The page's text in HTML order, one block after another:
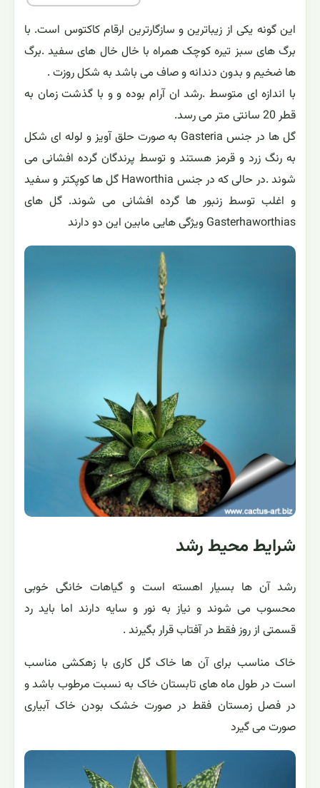
این گونه یکی از زیباترین و سازگارترین ارقام کاکتوس است. با
برگ های سبز تیره کوچک همراه با خال خال های سفید .برگ
ها ضخیم و بدون دندانه و صاف می باشد به شکل روزت .
با اندازه ای متوسط .رشد ان آرام بوده و و با گذشت زمان به
قطر 20 سانتی متر می رسد.
گل ها در جنس Gasteria به صورت حلق آویز و لوله ای شکل
به رنگ زرد و قرمز هستند و توسط پرندگان گرده افشانی می
شوند .در حالی که در جنس Haworthia گل ها کوپکتر و سفید
و اغلب توسط زنبور ها گرده افشانی می شوند. گل های
Gasterhaworthias ویژگی هایی مابین این دو دارند
شرایط محیط رشد
رشد آن ها بسیار اهسته است و گیاهات خانگی خوبی
محسوب می شوند و نیاز به نور و سایه دارند اما باید رد
قسمتی از روز فقط در آفتاب قرار بگیرند .
خاک مناسب برای آن ها خاک گل کاری با زهکشی مناسب
است در طول ماه های تابستان خاک به نسبت مرطوب باشد و
در فصل زمستان فقط در صورت خشک بودن خاک آبیاری
صورت می گیرد